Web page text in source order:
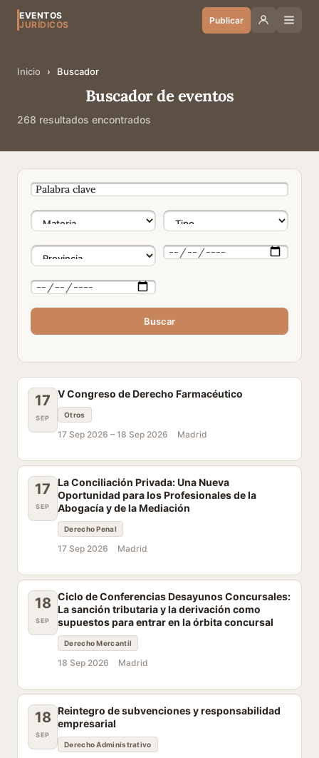
EVENTOS
JURÍDICOS
Publicar
Inicio › Buscador
Buscador de eventos
268 resultados encontrados
Buscar
17
SEP
V Congreso de Derecho Farmacéutico
Otros
17 Sep 2026 – 18 Sep 2026 Madrid
17
SEP
La Conciliación Privada: Una Nueva
Oportunidad para los Profesionales de la
Abogacía y de la Mediación
Derecho Penal
17 Sep 2026 Madrid
18
SEP
Ciclo de Conferencias Desayunos Concursales:
La sanción tributaria y la derivación como
supuestos para entrar en la órbita concursal
Derecho Mercantil
18 Sep 2026 Madrid
18
SEP
Reintegro de subvenciones y responsabilidad
empresarial
Derecho Administrativo